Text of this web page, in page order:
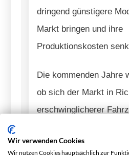
dringend günstigere
Markt bringen und ihre
Produktionskosten
Die kommenden Jahre
ob sich der Markt in
erschwinglicherer
Elektroautos für viele
Wir verwenden Cookies
Wir nutzen Cookies hauptsächlich zur